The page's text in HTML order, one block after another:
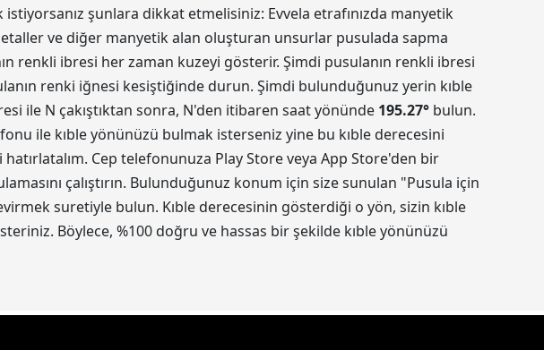
şunlara dikkat etmelisiniz: Evvela etrafınızda manyetik
ve diğer manyetik alan oluşturan unsurlar pusulada sapma
renkli ibresi her zaman kuzeyi gösterir. Şimdi pusulanın renkli ibresi
renki iğnesi kesiştiğinde durun. Şimdi bulunduğunuz yerin kıble
ile N çakıştıktan sonra, N'den itibaren saat yönünde 195.27° bulun.
ile kıble yönünüzü bulmak isterseniz yine bu kıble derecesini
Cep telefonunuza Play Store veya App Store'den bir
çalıştırın. Bulunduğunuz konum için size sunulan "Pusula için
suretiyle bulun. Kıble derecesinin gösterdiği o yön, sizin kıble
Böylece, %100 doğru ve hassas bir şekilde kıble yönünüzü